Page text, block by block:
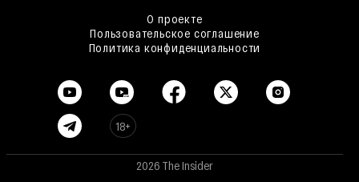
О проекте
Пользовательское соглашение
Политика конфиденциальности
18+
2026 The Insider